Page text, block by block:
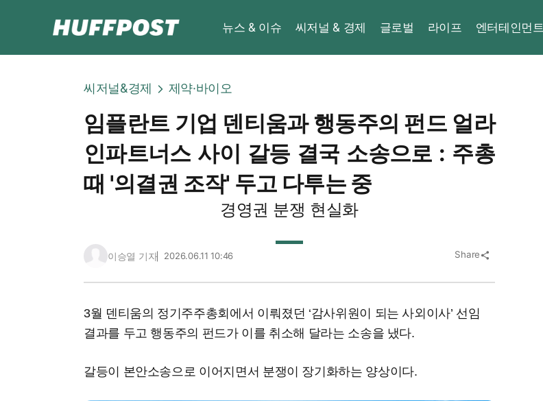
뉴스 & 이슈 씨저널 & 경제 글로벌 라이프 엔터테인먼트
씨저널&경제 제약·바이오
임플란트 기업 덴티움과 행동주의 펀드 얼라
인파트너스 사이 갈등 결국 소송으로 : 주총
때 '의결권 조작' 두고 다투는 중
경영권 분쟁 현실화
이승열 기자 2026.06.11 10:46 Share share
3월 덴티움의 정기주주총회에서 이뤄졌던 ‘감사위원이 되는 사외이사’ 선임
결과를 두고 행동주의 펀드가 이를 취소해 달라는 소송을 냈다.
갈등이 본안소송으로 이어지면서 분쟁이 장기화하는 양상이다.